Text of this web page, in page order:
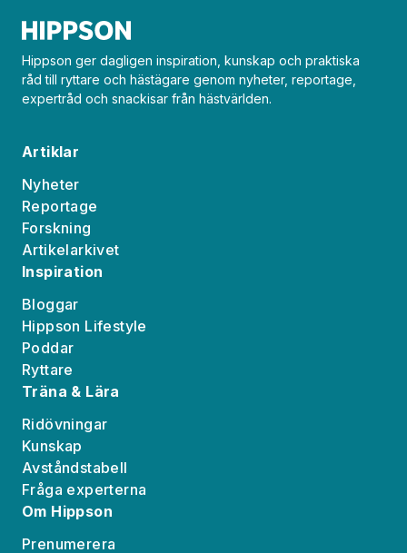
Hippson ger dagligen inspiration, kunskap och praktiska
råd till ryttare och hästägare genom nyheter, reportage,
expertråd och snackisar från hästvärlden.
Artiklar
Nyheter
Reportage
Forskning
Artikelarkivet
Inspiration
Bloggar
Hippson Lifestyle
Poddar
Ryttare
Träna & Lära
Ridövningar
Kunskap
Avståndstabell
Fråga experterna
Om Hippson
Prenumerera